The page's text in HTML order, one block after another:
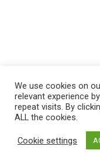
English
We use cookies on
relevant experience
repeat visits. By
ALL the cookies.
Cookie settings